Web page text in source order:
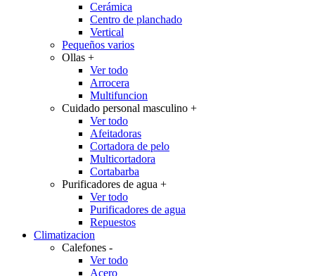
Cerámica
Centro de planchado
Vertical
Pequeños varios
Ollas +
Ver todo
Arrocera
Multifuncion
Cuidado personal masculino +
Ver todo
Afeitadoras
Cortadora de pelo
Multicortadora
Cortabarba
Purificadores de agua +
Ver todo
Purificadores de agua
Repuestos
Climatizacion
Calefones -
Ver todo
Acero